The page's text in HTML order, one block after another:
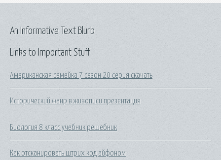
Links to Important Stuff
Американская семейка 7 сезон 20 серия скачать
Исторический жанр в живописи презентация
Биология 8 класс учебник решебник
Как отсканировать штрих код айфоном
An Informative Text Blurb